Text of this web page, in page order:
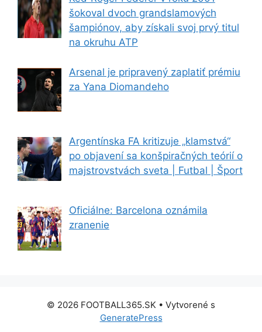
šokoval dvoch grandslamových
šampiónov, aby získali svoj prvý titul
na okruhu ATP
Arsenal je pripravený zaplatiť prémiu
za Yana Diomandeho
Argentínska FA kritizuje „klamstvá“
po objavení sa konšpiračných teórií o
majstrovstvách sveta | Futbal | Šport
Oficiálne: Barcelona oznámila
zranenie
© 2026 FOOTBALL365.SK • Vytvorené s
GeneratePress